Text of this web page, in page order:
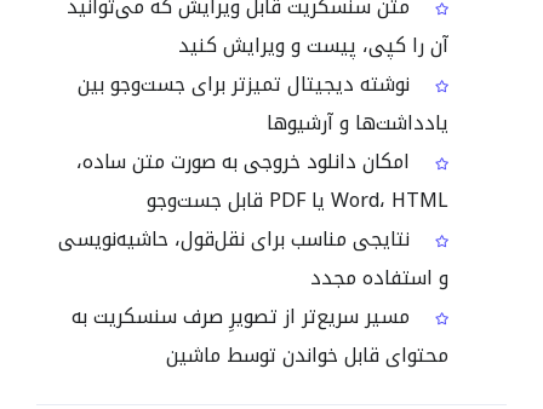
آن را کپی، پیست و ویرایش کنید
نوشته دیجیتال تمیزتر برای جست‌وجو بین
یادداشت‌ها و آرشیوها
امکان دانلود خروجی به صورت متن ساده،
Word، HTML یا PDF قابل جست‌وجو
نتایجی مناسب برای نقل‌قول، حاشیه‌نویسی
و استفاده مجدد
مسیر سریع‌تر از تصویرِ صرف سنسکریت به
محتوای قابل خواندن توسط ماشین